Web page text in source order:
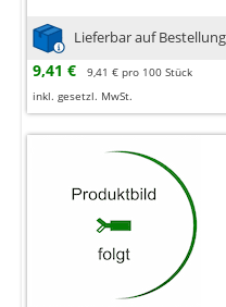
Lieferbar auf
9,41 €
9,41 € pro 100 Stück
inkl. gesetzl. MwSt.